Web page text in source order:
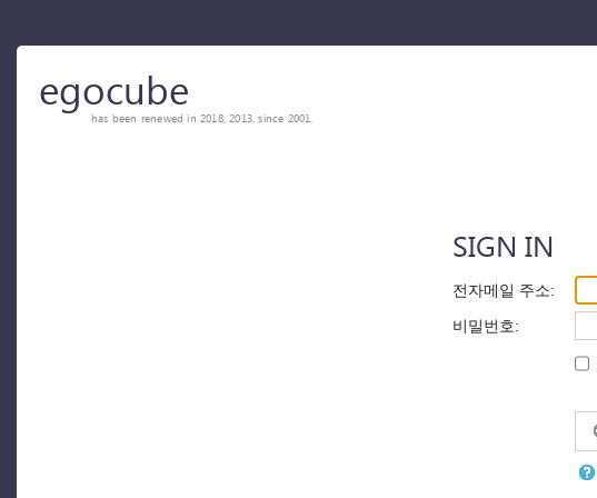
egocube
has been renewed in 2018, 2013, since 2001.
SIGN IN
전자메일 주소:
비밀번호: